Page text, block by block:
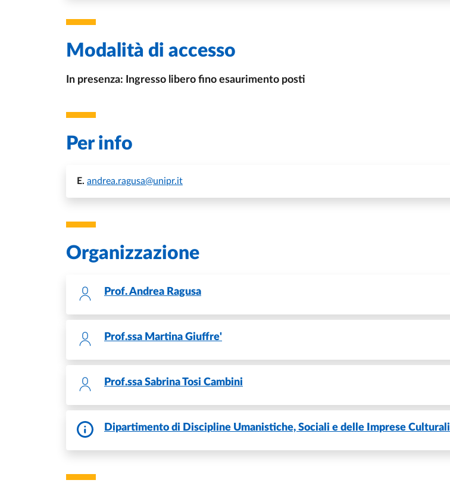
Modalità di accesso
In presenza: Ingresso libero fino esaurimento posti
Per info
E. andrea.ragusa@unipr.it
Organizzazione
Prof.Andrea Ragusa
Prof.ssa Martina Giuffre'
Prof.ssa Sabrina Tosi Cambini
Dipartimento di Discipline Umanistiche, Sociali e delle Imprese Culturali